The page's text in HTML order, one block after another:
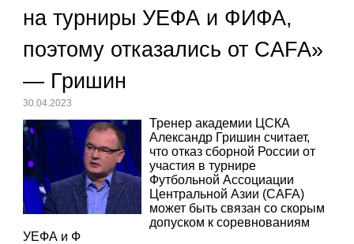
на турниры УЕФА и ФИФА,
поэтому отказались от CAFA»
— Гришин
30.04.2023
Тренер академии ЦСКА
Александр Гришин считает,
что отказ сборной России от
участия в турнире
Футбольной Ассоциации
Центральной Азии (CAFA)
может быть связан со скорым
допуском к соревнованиям
УЕФА и Ф